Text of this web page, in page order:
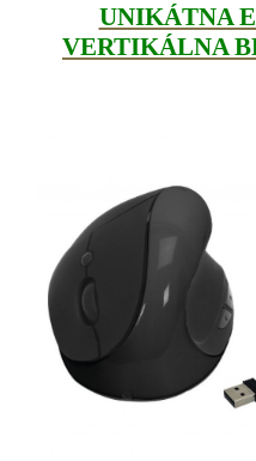
UNIKÁTNA
VERTIKÁLNA